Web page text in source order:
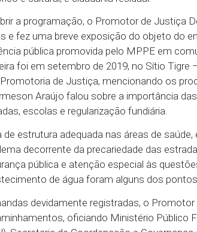
audiência pública foi realizada na
de temas relativos à saúde; meio
histórico e cultural; e cidadania
Ao abrir a programação, o Promotor
todos e fez uma breve exposição do
primeira foi em setembro de 2019,
pela Promotoria de Justiça,
Já Ermeson Araújo falou sobre a
estradas, escolas e regularização
Falta de estrutura adequada nas